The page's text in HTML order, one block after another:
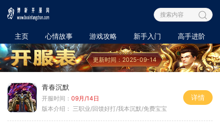
主页 心情故事 游戏攻略 新手入门 高手进阶
更新时间：2025-09-14
青春沉默
开服时间： 09月/14日
版本介绍： 三职业/回馈好打/我本沉默/免费宝宝
详情